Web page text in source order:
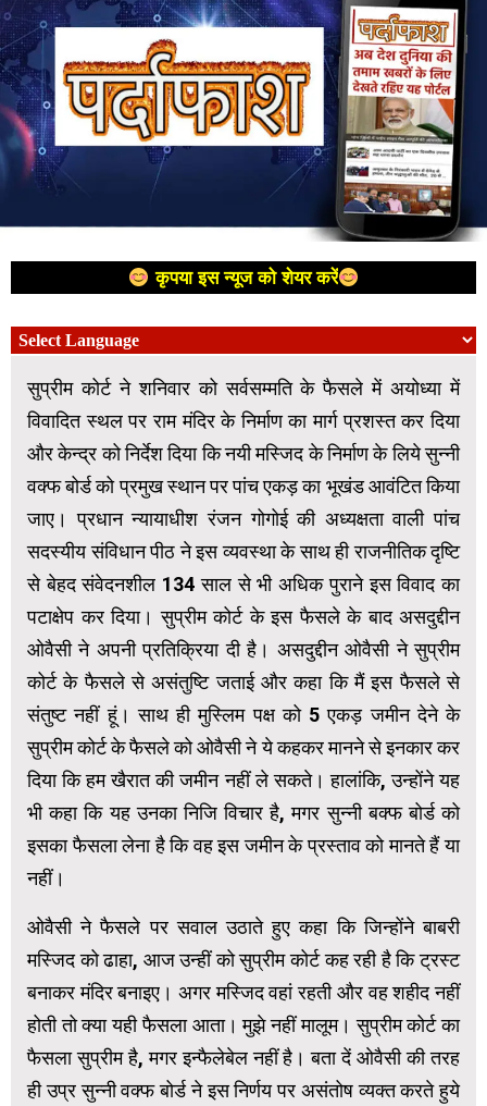
कृपया इस न्यूज को शेयर करें
सुप्रीम कोर्ट ने शनिवार को सर्वसम्मति के फैसले में अयोध्या में
विवादित स्थल पर राम मंदिर के निर्माण का मार्ग प्रशस्त कर दिया
और केन्द्र को निर्देश दिया कि नयी मस्जिद के निर्माण के लिये सुन्नी
वक्फ बोर्ड को प्रमुख स्थान पर पांच एकड़ का भूखंड आवंटित किया
जाए। प्रधान न्यायाधीश रंजन गोगोई की अध्यक्षता वाली पांच
सदस्यीय संविधान पीठ ने इस व्यवस्था के साथ ही राजनीतिक दृष्टि
से बेहद संवेदनशील 134 साल से भी अधिक पुराने इस विवाद का
पटाक्षेप कर दिया। सुप्रीम कोर्ट के इस फैसले के बाद असदुद्दीन
ओवैसी ने अपनी प्रतिक्रिया दी है। असदुद्दीन ओवैसी ने सुप्रीम
कोर्ट के फैसले से असंतुष्टि जताई और कहा कि मैं इस फैसले से
संतुष्ट नहीं हूं। साथ ही मुस्लिम पक्ष को 5 एकड़ जमीन देने के
सुप्रीम कोर्ट के फैसले को ओवैसी ने ये कहकर मानने से इनकार कर
दिया कि हम खैरात की जमीन नहीं ले सकते। हालांकि, उन्होंने यह
भी कहा कि यह उनका निजि विचार है, मगर सुन्नी बक्फ बोर्ड को
इसका फैसला लेना है कि वह इस जमीन के प्रस्ताव को मानते हैं या
नहीं।
ओवैसी ने फैसले पर सवाल उठाते हुए कहा कि जिन्होंने बाबरी
मस्जिद को ढाहा, आज उन्हीं को सुप्रीम कोर्ट कह रही है कि ट्रस्ट
बनाकर मंदिर बनाइए। अगर मस्जिद वहां रहती और वह शहीद नहीं
होती तो क्या यही फैसला आता। मुझे नहीं मालूम। सुप्रीम कोर्ट का
फैसला सुप्रीम है, मगर इन्फैलेबेल नहीं है। बता दें ओवैसी की तरह
ही उप्र सुन्नी वक्फ बोर्ड ने इस निर्णय पर असंतोष व्यक्त करते हुये